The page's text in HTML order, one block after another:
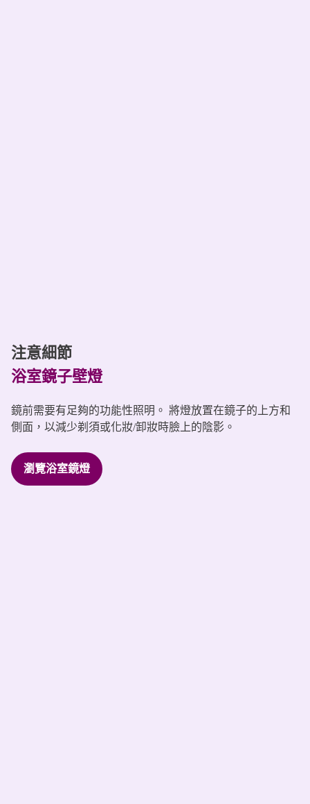
注意細節
浴室鏡子壁燈
鏡前需要有足夠的功能性照明。 將燈放置在鏡子的上方和
側面，以減少剃須或化妝/卸妝時臉上的陰影。
瀏覽浴室鏡燈